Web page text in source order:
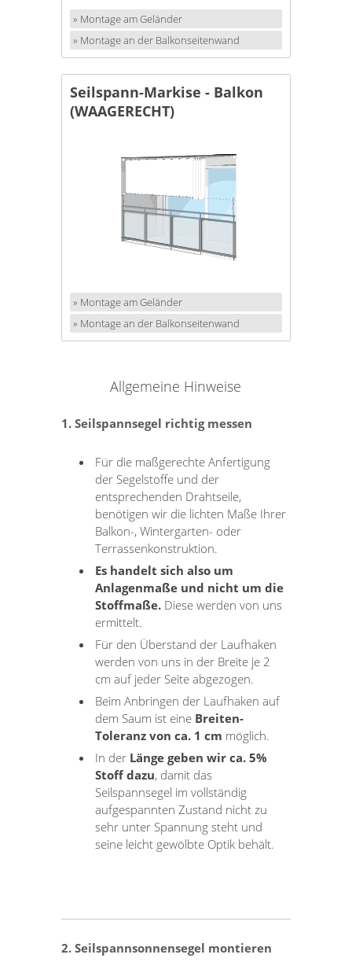
» Montage am Geländer
» Montage an der Balkonseitenwand
Seilspann-Markise - Balkon
(WAAGERECHT)
» Montage am Geländer
» Montage an der Balkonseitenwand
Allgemeine Hinweise
1. Seilspannsegel richtig messen
Für die maßgerechte Anfertigung
der Segelstoffe und der
entsprechenden Drahtseile,
benötigen wir die lichten Maße Ihrer
Balkon-, Wintergarten- oder
Terrassenkonstruktion.
Es handelt sich also um
Anlagenmaße und nicht um die
Stoffmaße. Diese werden von uns
ermittelt.
Für den Überstand der Laufhaken
werden von uns in der Breite je 2
cm auf jeder Seite abgezogen.
Beim Anbringen der Laufhaken auf
dem Saum ist eine Breiten-
Toleranz von ca. 1 cm möglich.
In der Länge geben wir ca. 5%
Stoff dazu, damit das
Seilspannsegel im vollständig
aufgespannten Zustand nicht zu
sehr unter Spannung steht und
seine leicht gewölbte Optik behält.
2. Seilspannsonnensegel montieren